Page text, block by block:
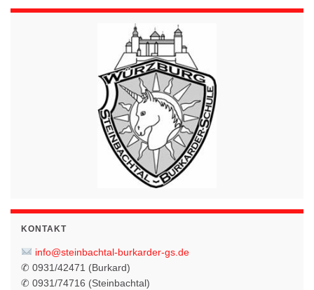
KONTAKT
info@steinbachtal-burkarder-gs.de
✆ 0931/42471 (Burkard)
✆ 0931/74716 (Steinbachtal)